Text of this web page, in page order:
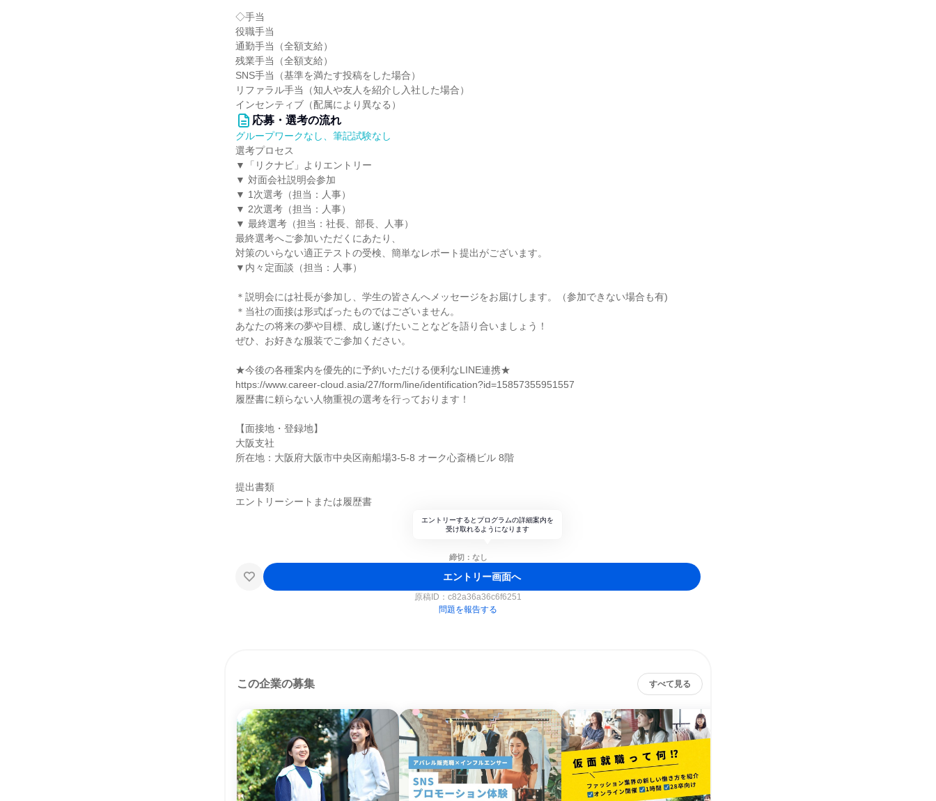
◇手当
役職手当
通勤手当（全額支給）
残業手当（全額支給）
SNS手当（基準を満たす投稿をした場合）
リファラル手当（知人や友人を紹介し入社した場合）
インセンティブ（配属により異なる）
応募・選考の流れ
グループワークなし、筆記試験なし
選考プロセス
▼「リクナビ」よりエントリー
▼ 対面会社説明会参加
▼ 1次選考（担当：人事）
▼ 2次選考（担当：人事）
▼ 最終選考（担当：社長、部長、人事）
最終選考へご参加いただくにあたり、
対策のいらない適正テストの受検、簡単なレポート提出がございます。
▼内々定面談（担当：人事）
＊説明会には社長が参加し、学生の皆さんへメッセージをお届けします。（参加できない場合も有)
＊当社の面接は形式ばったものではございません。
あなたの将来の夢や目標、成し遂げたいことなどを語り合いましょう！
ぜひ、お好きな服装でご参加ください。
★今後の各種案内を優先的に予約いただける便利なLINE連携★
https://www.career-cloud.asia/27/form/line/identification?id=15857355951557
履歴書に頼らない人物重視の選考を行っております！
【面接地・登録地】
大阪支社
所在地：大阪府大阪市中央区南船場3-5-8 オーク心斎橋ビル 8階
提出書類
エントリーシートまたは履歴書
エントリーするとプログラムの詳細案内を
受け取れるようになります
締切：なし
エントリー画面へ
原稿ID： c82a36a36c6f6251
問題を報告する
この企業の募集 すべて見る